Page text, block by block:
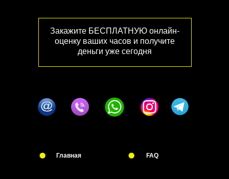
Закажите БЕСПЛАТНУЮ онлайн-
оценку ваших часов и получите
деньги уже сегодня
Главная FAQ